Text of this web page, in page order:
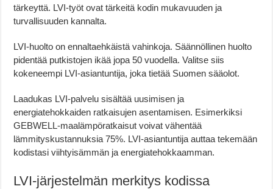
tärkeyttä. LVI-työt ovat tärkeitä kodin mukavuuden ja
turvallisuuden kannalta.
LVI-huolto on ennaltaehkäistä vahinkoja. Säännöllinen huolto
pidentää putkistojen ikää jopa 50 vuodella. Valitse siis
kokeneempi LVI-asiantuntija, joka tietää Suomen sääolot.
Laadukas LVI-palvelu sisältää uusimisen ja
energiatehokkaiden ratkaisujen asentamisen. Esimerkiksi
GEBWELL-maalämpöratkaisut voivat vähentää
lämmityskustannuksia 75%. LVI-asiantuntija auttaa tekemään
kodistasi viihtyisämmän ja energiatehokkaamman.
LVI-järjestelmän merkitys kodissa